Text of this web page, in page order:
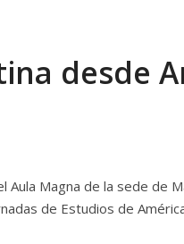
desde
Magna de la sede de
de Estudios de